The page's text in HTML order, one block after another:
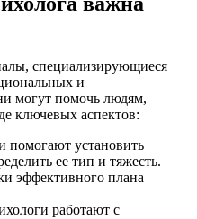
специализирующиеся
и
могут помочь людям,
ключевых аспектов:
помогают установить
ее тип и тяжесть.
эффективного плана
работают с